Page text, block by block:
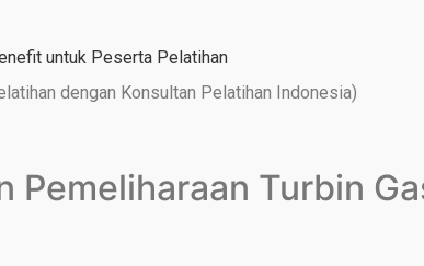
untuk Peserta Pelatihan
dengan Konsultan Pelatihan Indonesia)
Pemeliharaan Turbin